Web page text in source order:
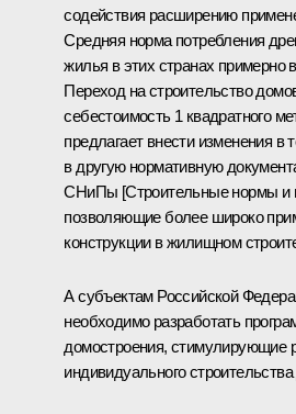
содействия расширению
Средняя норма потребления
жилья в этих странах примерно
Переход на строительство
себестоимость 1 квадратного
предлагает внести изменения в
в другую нормативную
СНиПы [Строительные нормы и
позволяющие более широко
конструкции в жилищном
А субъектам Российской
необходимо разработать
домостроения, стимулирующие
индивидуального